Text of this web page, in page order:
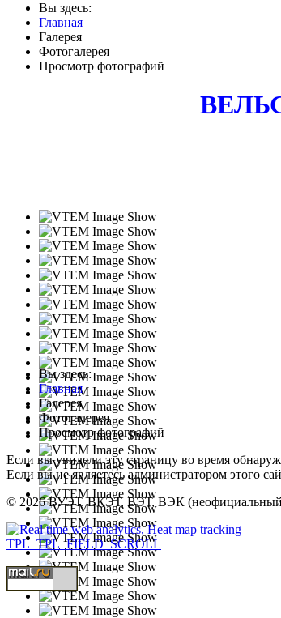
Вы здесь:
Главная
Галерея
Фотогалерея
Просмотр фотографий
Вы здесь:
Главная
Галерея
Фотогалерея
Просмотр фотографий
Если вы увидели эту страницу во время
Если вы не являетесь администратором этого
© 2026 ВУЭТ, ВКЭТ, ВЭТ, ВЭК (неофициальный
TPL_TPL_FIELD_SCROLL